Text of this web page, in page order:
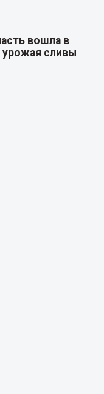
вошла в
сливы